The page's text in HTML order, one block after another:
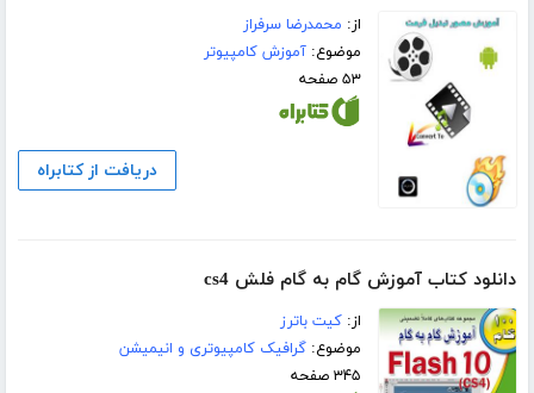
از: محمدرضا سرفراز
موضوع:آموزش کامپیوتر
۵۳ صفحه
دریافت از کتابراه
دانلود کتاب آموزش گام به گام فلش cs4
از:کیت باترز
موضوع:گرافیک کامپیوتری و انیمیشن
۳۴۵ صفحه